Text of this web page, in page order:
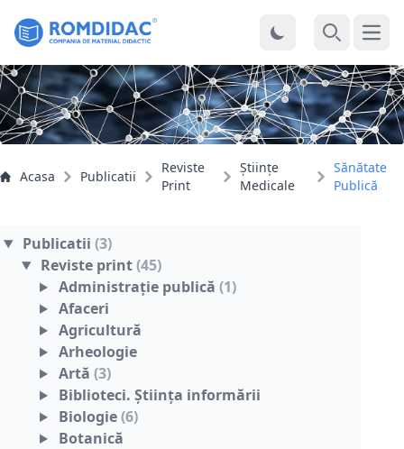
Acasa Publicatii
Reviste
Print
Ştiinţe
Medicale
Sănătate
Publică
Publicatii (3)
Reviste print(45)
Administraţie publică (1)
Afaceri
Agricultură
Arheologie
Artă (3)
Biblioteci. Ştiinţa informării
Biologie(6)
Botanică